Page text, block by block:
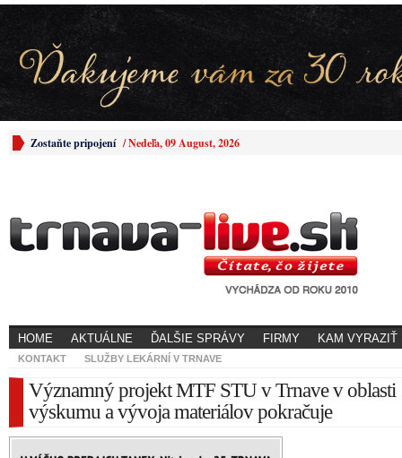
Zostaňte pripojení /Nedeľa, 09 August, 2026
HOME AKTUÁLNE ĎALŠIE SPRÁVY FIRMY KAM VYRAZIŤ
KONTAKT SLUŽBY LEKÁRNÍ V TRNAVE
Významný projekt MTF STU v Trnave v oblasti
výskumu a vývoja materiálov pokračuje